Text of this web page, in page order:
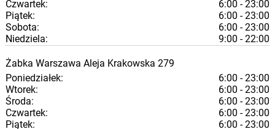
Czwartek:
6:00 - 23:00
Piątek:
6:00 - 23:00
Sobota:
6:00 - 23:00
Niedziela:
9:00 - 22:00
Żabka Warszawa Aleja Krakowska 279
Poniedziałek:
6:00 - 23:00
Wtorek:
6:00 - 23:00
Środa:
6:00 - 23:00
Czwartek:
6:00 - 23:00
Piątek:
6:00 - 23:00